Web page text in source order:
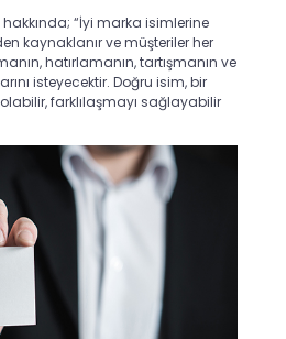
“İyi marka isimlerine
kaynaklanır ve müşteriler her
hatırlamanın, tartışmanın ve
isteyecektir. Doğru isim, bir
farklılaşmayı sağlayabilir